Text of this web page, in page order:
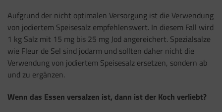
Aufgrund der nicht optimalen Versorgung ist die Verwendung
von jodiertem Speisesalz empfehlenswert. In diesem Fall wird
1 kg Salz mit 15 mg bis 25 mg Jod angereichert. Spezialsalze
wie Fleur de Sel sind jodarm und sollten daher nicht die
Verwendung von jodiertem Speisesalz ersetzen, sondern ab
und zu ergänzen.
Wenn das Essen versalzen ist, dann ist der Koch verliebt?